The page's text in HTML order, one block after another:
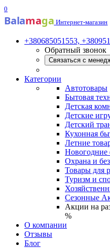
0
Balamaga Интернет-магазин
+380685051553,
Обратный звонок
Связаться с
Категории
Автотовары
Бытовая
Детская
Детские
Детский
Кухонная
Летние
Новогодние
Охрана и
Товары для
Туризм и
Сезонные
Акции на
%
О компании
Отзывы
Блог